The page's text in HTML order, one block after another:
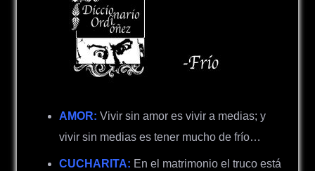
AMOR: Vivir sin amor es vivir a medias; y
vivir sin medias es tener mucho de frío…
CUCHARITA: En el matrimonio el truco está